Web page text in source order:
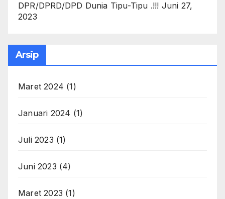
DPR/DPRD/DPD Dunia Tipu-Tipu .!!! Juni 27,
2023
Arsip
Maret 2024 (1)
Januari 2024 (1)
Juli 2023 (1)
Juni 2023 (4)
Maret 2023 (1)